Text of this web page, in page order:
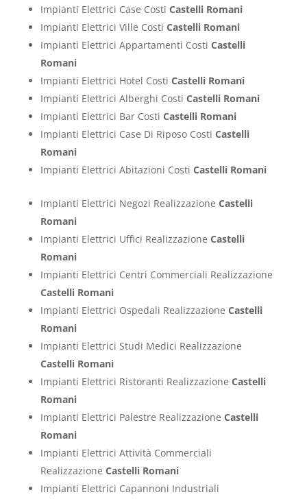
Impianti Elettrici Case Costi Castelli Romani
Impianti Elettrici Ville Costi Castelli Romani
Impianti Elettrici Appartamenti Costi Castelli
Romani
Impianti Elettrici Hotel Costi Castelli Romani
Impianti Elettrici Alberghi Costi Castelli Romani
Impianti Elettrici Bar Costi Castelli Romani
Impianti Elettrici Case Di Riposo Costi Castelli
Romani
Impianti Elettrici Abitazioni Costi Castelli Romani
Impianti Elettrici Negozi Realizzazione Castelli
Romani
Impianti Elettrici Uffici Realizzazione Castelli
Romani
Impianti Elettrici Centri Commerciali Realizzazione
Castelli Romani
Impianti Elettrici Ospedali Realizzazione Castelli
Romani
Impianti Elettrici Studi Medici Realizzazione
Castelli Romani
Impianti Elettrici Ristoranti Realizzazione Castelli
Romani
Impianti Elettrici Palestre Realizzazione Castelli
Romani
Impianti Elettrici Attività Commerciali
Realizzazione Castelli Romani
Impianti Elettrici Capannoni Industriali